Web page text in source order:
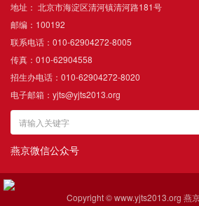
地址： 北京市海淀区清河镇清河路181号
邮编：100192
联系电话：010-62904272-8005
传真：010-62904558
招生办电话：010-62904272-8020
电子邮箱：yjts@yjts2013.org
燕京微信公众号
Copyright © www.yjts2013.org 燕